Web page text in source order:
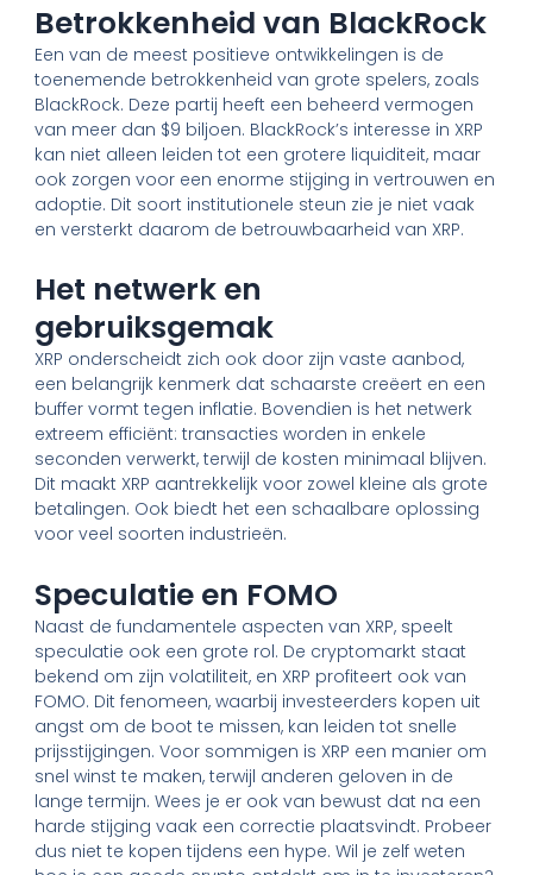
Betrokkenheid van BlackRock
Een van de meest positieve ontwikkelingen is de
toenemende betrokkenheid van grote spelers, zoals
BlackRock. Deze partij heeft een beheerd vermogen
van meer dan $9 biljoen. BlackRock’s interesse in XRP
kan niet alleen leiden tot een grotere liquiditeit, maar
ook zorgen voor een enorme stijging in vertrouwen en
adoptie. Dit soort institutionele steun zie je niet vaak
en versterkt daarom de betrouwbaarheid van XRP.
Het netwerk en
gebruiksgemak
XRP onderscheidt zich ook door zijn vaste aanbod,
een belangrijk kenmerk dat schaarste creëert en een
buffer vormt tegen inflatie. Bovendien is het netwerk
extreem efficiënt: transacties worden in enkele
seconden verwerkt, terwijl de kosten minimaal blijven.
Dit maakt XRP aantrekkelijk voor zowel kleine als grote
betalingen. Ook biedt het een schaalbare oplossing
voor veel soorten industrieën.
Speculatie en FOMO
Naast de fundamentele aspecten van XRP, speelt
speculatie ook een grote rol. De cryptomarkt staat
bekend om zijn volatiliteit, en XRP profiteert ook van
FOMO. Dit fenomeen, waarbij investeerders kopen uit
angst om de boot te missen, kan leiden tot snelle
prijsstijgingen. Voor sommigen is XRP een manier om
snel winst te maken, terwijl anderen geloven in de
lange termijn. Wees je er ook van bewust dat na een
harde stijging vaak een correctie plaatsvindt. Probeer
dus niet te kopen tijdens een hype. Wil je zelf weten